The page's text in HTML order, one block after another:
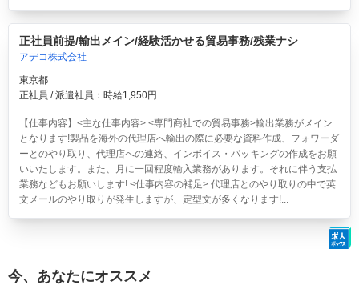
正社員前提/輸出メイン/経験活かせる貿易事務/残業ナシ
アデコ株式会社
東京都
正社員 / 派遣社員：時給1,950円
【仕事内容】<主な仕事内容> <専門商社での貿易事務>輸出業務がメイン
となります!製品を海外の代理店へ輸出の際に必要な資料作成、フォワーダ
ーとのやり取り、代理店への連絡、インボイス・パッキングの作成をお願
いいたします。また、月に一回程度輸入業務があります。それに伴う支払
業務などもお願いします! <仕事内容の補足> 代理店とのやり取りの中で英
文メールのやり取りが発生しますが、定型文が多くなります!...
今、あなたにオススメ